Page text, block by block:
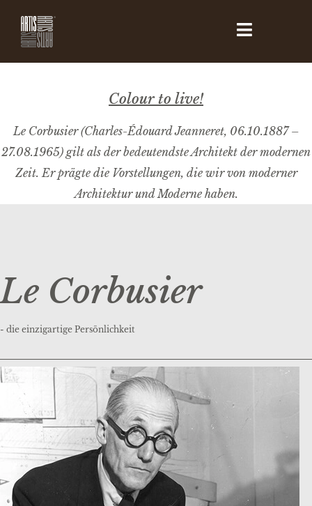
Colour to live!
Le Corbusier (Charles-Édouard Jeanneret, 06.10.1887 –
27.08.1965) gilt als der bedeutendste Architekt der modernen
Zeit. Er prägte die Vorstellungen, die wir von moderner
Architektur und Moderne haben.
Le Corbusier
- die einzigartige Persönlichkeit